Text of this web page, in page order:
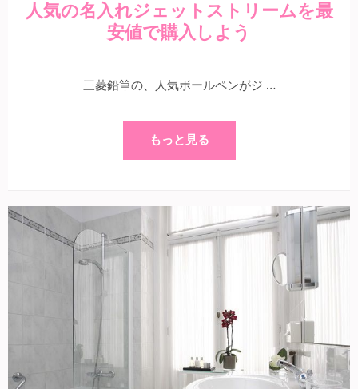
人気の名入れジェットストリームを最
安値で購入しよう
三菱鉛筆の、人気ボールペンがジ …
もっと見る